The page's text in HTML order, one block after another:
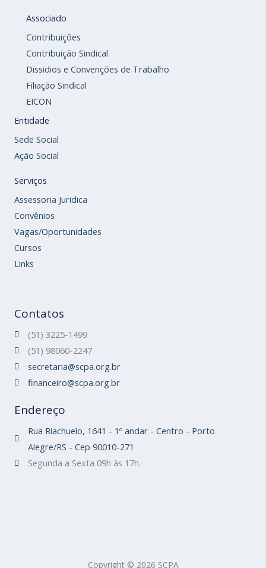
Associado
Contribuições
Contribuição Sindical
Dissidios e Convenções de Trabalho
Filiação Sindical
EICON
Entidade
Sede Social
Ação Social
Serviços
Assessoria Juridica
Convênios
Vagas/Oportunidades
Cursos
Links
Contatos
(51) 3225-1499
(51) 98060-2247
secretaria@scpa.org.br
financeiro@scpa.org.br
Endereço
Rua Riachuelo, 1641 - 1º andar - Centro - Porto
Alegre/RS - Cep 90010-271
Segunda a Sexta 09h às 17h.
Copyright © 2026 SCPA